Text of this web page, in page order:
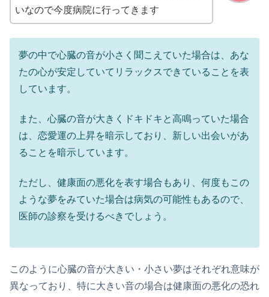
いなので今度病院に行ってきます
夢の中で心臓の音が小さく聞こえていた場合は、あな
たの心が安定していてリラックスできていることを表
しています。
また、心臓の音が大きくドキドキと高鳴っていた場合
は、恋愛運の上昇を暗示しており、新しい出会いがあ
ることを暗示しています。
ただし、健康面の悪化を表す場合もあり、何度もこの
ような夢をみていた場合は病気の可能性もあるので、
医師の診察を受けるべきでしょう。
このように心臓の音が大きい・小さい夢はそれぞれ意味が
異なっており、特に大きい音の場合は健康面の悪化の恐れ